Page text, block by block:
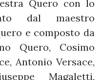
Quero con lo
dal maestro
e composto da
Quero, Cosimo
Antonio Versace,
Magaletti,